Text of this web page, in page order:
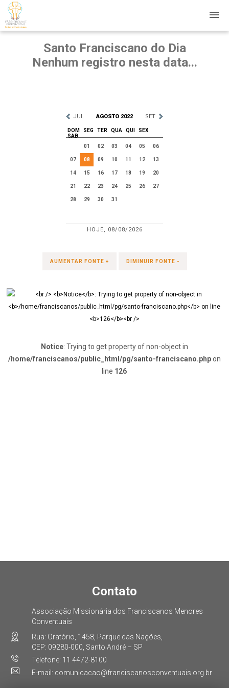
Santo Franciscano do Dia
Nenhum registro nesta data...
JUL AGOSTO 2022 SET
DOM SEG TER QUA QUI
SEX
SAB
01
02 03 04 05 06
07 08 09 10 11 12 13
14 15 16 17 18 19 20
21 22 23 24 25 26 27
28 29 30 31
HOJE, 08/08/2026
AUMENTAR FONTE + DIMINUIR FONTE -
Notice: Trying to get property of non-object in
/home/franciscanos/public_html/pg/santo-franciscano.phpon
line 126
Contato
Associação Missionária dos Franciscanos Menores
Conventuais
Rua: Oratório, 1458, Parque das Nações,
CEP: 09280-000, Santo André – SP
Telefone: 11 4472-8100
E-mail: comunicacao@franciscanosconventuais.org.br